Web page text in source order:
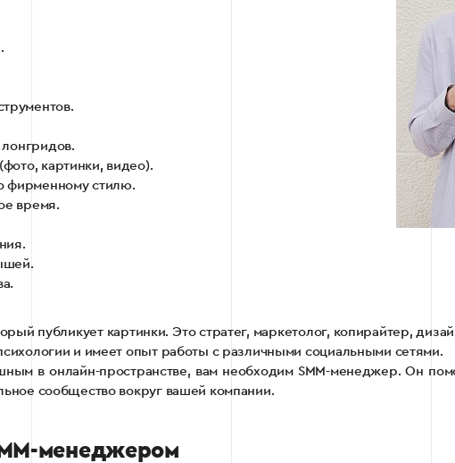
лонгридов.
картинки, видео).
фирменному стилю.
время.
публикует картинки. Это стратег, маркетолог, копирайтер,
и имеет опыт работы с различными социальными сетями.
в онлайн-пространстве, вам необходим SMM-менеджер. Он
сообщество вокруг вашей компании.
менеджером